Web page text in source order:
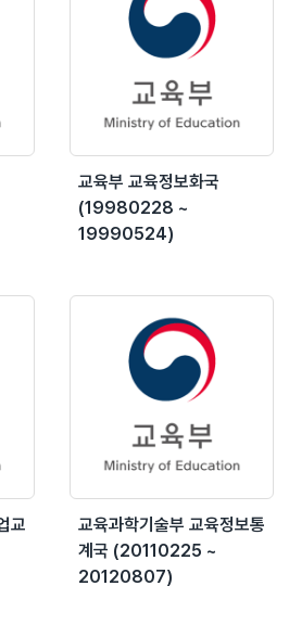
교육부 교육정보화국
(19980228 ~
19990524)
교
교육과학기술부 교육정보통
계국 (20110225 ~
20120807)